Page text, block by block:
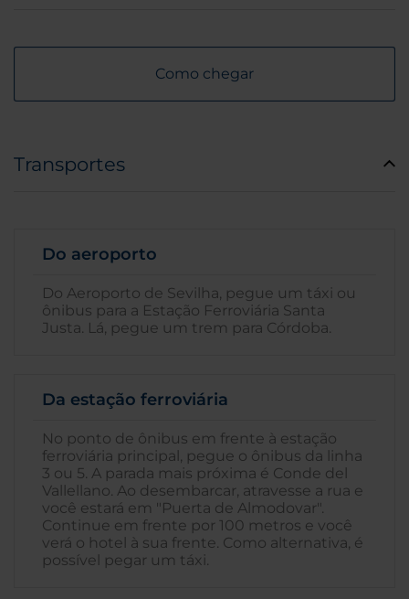
Como chegar
Transportes
Do aeroporto
Do Aeroporto de Sevilha, pegue um táxi ou
ônibus para a Estação Ferroviária Santa
Justa. Lá, pegue um trem para Córdoba.
Da estação ferroviária
No ponto de ônibus em frente à estação
ferroviária principal, pegue o ônibus da linha
3 ou 5. A parada mais próxima é Conde del
Vallellano. Ao desembarcar, atravesse a rua e
você estará em "Puerta de Almodovar".
Continue em frente por 100 metros e você
verá o hotel à sua frente. Como alternativa, é
possível pegar um táxi.